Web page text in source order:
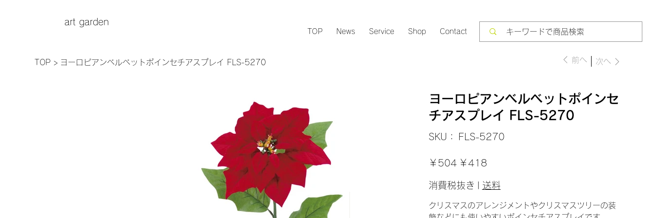
art garden
TOP News Service Shop Contact
TOP > ヨーロピアンベルベットポインセチアスプレイ FLS-5270 前へ 次へ
ヨーロピアンベルベットポインセ
チアスプレイ FLS-5270
SKU：
FLS-
5270
FLS-5270
の
￥504
ー
格
￥418
消費税抜き 送料
クリスマスのアレンジメントやクリスマスツリーの装